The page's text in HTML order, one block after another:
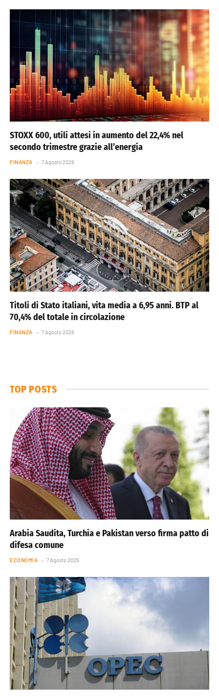
STOXX 600, utili attesi in aumento del 22,4% nel
secondo trimestre grazie all’energia
FINANZA 7 Agosto 2026
Titoli di Stato italiani, vita media a 6,95 anni. BTP al
70,4% del totale in circolazione
FINANZA 7 Agosto 2026
TOP POSTS
Arabia Saudita, Turchia e Pakistan verso firma patto di
difesa comune
ECONOMIA 7 Agosto 2026